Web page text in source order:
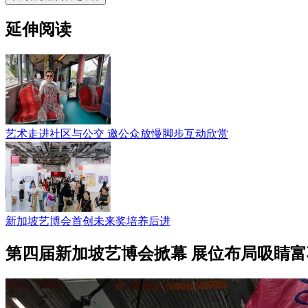
延伸阅读
艺术走进社区与公交 邀公众放慢脚步互动欣赏
新加坡艺博会首创未来奖培养后进
第四届新加坡艺博会掀幕 展位布局吸睛